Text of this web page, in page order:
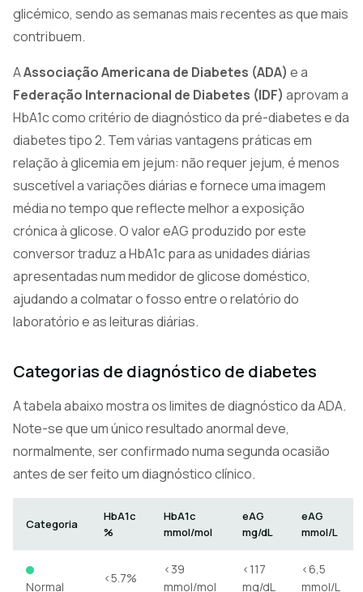
glicémico, sendo as semanas mais recentes as que mais
contribuem.
AAssociação Americana de Diabetes (ADA) e a
Federação Internacional de Diabetes (IDF) aprovam a
HbA1c como critério de diagnóstico da pré-diabetes e da
diabetes tipo 2. Tem várias vantagens práticas em
relação à glicemia em jejum: não requer jejum, é menos
suscetível a variações diárias e fornece uma imagem
média no tempo que reflecte melhor a exposição
crónica à glicose. O valor eAG produzido por este
conversor traduz a HbA1c para as unidades diárias
apresentadas num medidor de glicose doméstico,
ajudando a colmatar o fosso entre o relatório do
laboratório e as leituras diárias.
Categorias de diagnóstico de diabetes
A tabela abaixo mostra os limites de diagnóstico da ADA.
Note-se que um único resultado anormal deve,
normalmente, ser confirmado numa segunda ocasião
antes de ser feito um diagnóstico clínico.
Categoria
HbA1c
%
HbA1c
mmol/mol
eAG
mg/dL
eAG
mmol/L
Normal
<5.7%
<39
mmol/mol
<117
mg/dL
<6,5
mmol/L